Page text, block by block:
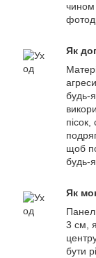
чином
Як
будь-
щоб
будь-
Як
3 см,
бути